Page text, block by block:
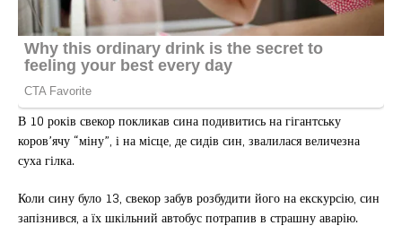
В 10 років свекор покликав сина подивитись на гігантську
коров’ячу “міну”, і на місце, де сидів син, звалилася величезна
суха гілка.
Коли сину було 13, свекор забув розбудити його на екскурсію, син
запізнився, а їх шкільний автобус потрапив в страшну аварію.